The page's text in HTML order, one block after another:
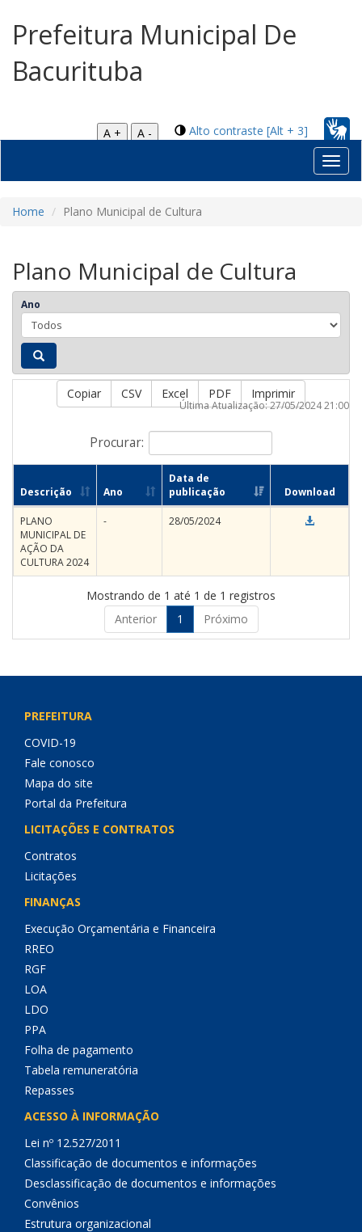
Prefeitura Municipal De
Bacurituba
Alto contraste [Alt + 3]
A +
A -
Home Plano Municipal de Cultura
Plano Municipal de Cultura
Ano
Copiar CSV Excel PDF Imprimir
Procurar:
Última Atualização: 27/05/2024 21:00
Descrição Ano
Data de
publicação
Download
PLANO
MUNICIPAL DE
AÇÃO DA
CULTURA 2024
- 28/05/2024
Mostrando de 1 até 1 de 1 registros
Anterior
1 Próximo
PREFEITURA
COVID-19
Fale conosco
Mapa do site
Portal da Prefeitura
LICITAÇÕES E CONTRATOS
Contratos
Licitações
FINANÇAS
Execução Orçamentária e Financeira
RREO
RGF
LOA
LDO
PPA
Folha de pagamento
Tabela remuneratória
Repasses
ACESSO À INFORMAÇÃO
Lei nº 12.527/2011
Classificação de documentos e informações
Desclassificação de documentos e informações
Convênios
Estrutura organizacional